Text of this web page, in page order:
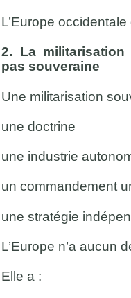
L’Europe
2. La militarisation
pas souveraine
Une militarisation
une doctrine
une industrie
un commandement
une stratégie
L’Europe n’a aucun
Elle a :